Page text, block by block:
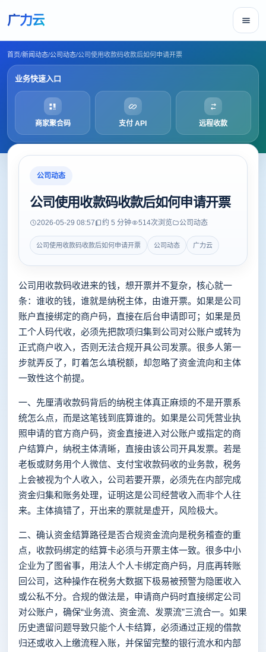
广力云
首页/新闻动态/公司动态/公司使用收款码收款后如何申请开票
业务快速入口
商家聚合码 支付 API 远程收款
公司动态
公司使用收款码收款后如何申请开票
2026-05-29 08:57 约 5 分钟 514次浏览 公司动态
公司使用收款码收款后如何申请开票 公司动态 广力云
公司用收款码收进来的钱，想开票并不复杂，核心就一
条：谁收的钱，谁就是纳税主体，由谁开票。如果是公司
账户直接绑定的商户码，直接在后台申请即可；如果是员
工个人码代收，必须先把款项归集到公司对公账户或转为
正式商户收入，否则无法合规开具公司发票。很多人第一
步就弄反了，盯着怎么填税额，却忽略了资金流向和主体
一致性这个前提。
一、先厘清收款码背后的纳税主体真正麻烦的不是开票系
统怎么点，而是这笔钱到底算谁的。如果是公司凭营业执
照申请的官方商户码，资金直接进入对公账户或指定的商
户结算户，纳税主体清晰，直接由该公司开具发票。若是
老板或财务用个人微信、支付宝收款码收的业务款，税务
上会被视为个人收入，公司若要开票，必须先在内部完成
资金归集和账务处理，证明这是公司经营收入而非个人往
来。主体搞错了，开出来的票就是虚开，风险极大。
二、确认资金结算路径是否合规资金流向是税务稽查的重
点，收款码绑定的结算卡必须与开票主体一致。很多中小
企业为了图省事，用法人个人卡绑定商户码，月底再转账
回公司，这种操作在税务大数据下极易被预警为隐匿收入
或公私不分。合规的做法是，申请商户码时直接绑定公司
对公账户，确保“业务流、资金流、发票流”三流合一。如果
历史遗留问题导致只能个人卡结算，必须通过正规的借款
归还或收入上缴流程入账，并保留完整的银行流水和内部